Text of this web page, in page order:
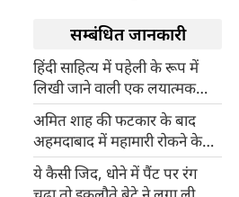
सम्बंधित जानकारी
हिंदी साहित्य में पहेली के रूप में
लिखी जाने वाली एक लयात्मक
कविता: कह मुकरियां
अमित शाह की फटकार के बाद
अहमदाबाद में महामारी रोकने के
लिए AMC का मास्टर प्लान: जानें
पानी की शिकायतों के लिए क्या
ये कैसी जिद, धोने में पैंट पर रंग